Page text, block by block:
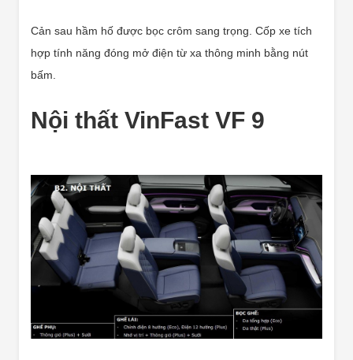
Cản sau hầm hố được bọc crôm sang trọng. Cốp xe tích
hợp tính năng đóng mở điện từ xa thông minh bằng nút
bấm.
Nội thất VinFast VF 9